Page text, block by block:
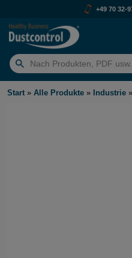
+49 70 32-
Suchen
nach:
Start » Alle Produkte » Industrie »